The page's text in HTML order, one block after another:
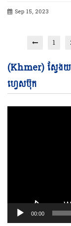
Sep 15, 2023
1
(Khmer) ស្វែង
ហ្វេសប៊ុក
00:00